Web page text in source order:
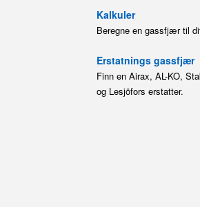
Kalkuler
Beregne en gassfjær til
Erstatnings gassfjær
Finn en Airax, AL-KO,
og Lesjöfors erstatter.